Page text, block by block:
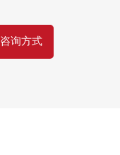
咨询方式